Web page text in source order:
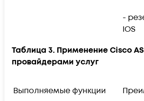
-
IOS
Таблица 3. Применение Cisco
провайдерами услуг
Выполняемые функции